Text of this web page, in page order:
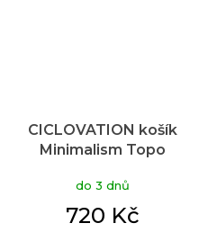
CICLOVATION košík
Minimalism Topo
White
do 3 dnů
720 Kč